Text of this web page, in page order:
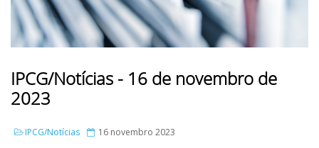
IPCG/Notícias - 16 de novembro de
2023
IPCG/Notícias 16 novembro 2023